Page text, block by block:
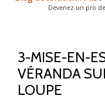
Devenez un pro
3-MISE-EN-
VÉRANDA
LOUPE